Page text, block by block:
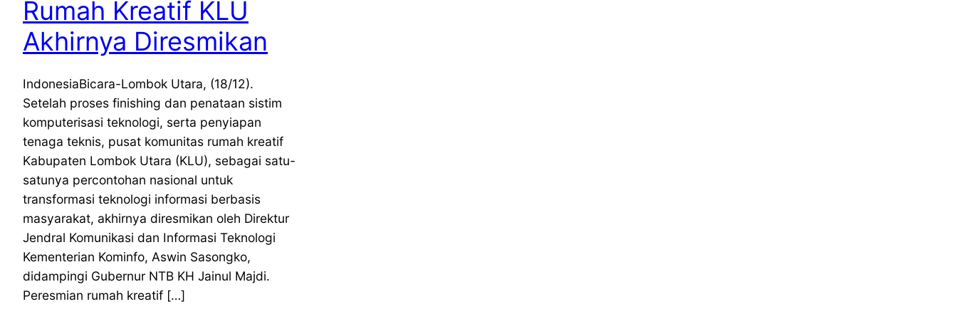
Rumah Kreatif KLU
Akhirnya Diresmikan
IndonesiaBicara-Lombok Utara, (18/12).
Setelah proses finishing dan penataan sistim
komputerisasi teknologi, serta penyiapan
tenaga teknis, pusat komunitas rumah kreatif
Kabupaten Lombok Utara (KLU), sebagai satu-
satunya percontohan nasional untuk
transformasi teknologi informasi berbasis
masyarakat, akhirnya diresmikan oleh Direktur
Jendral Komunikasi dan Informasi Teknologi
Kementerian Kominfo, Aswin Sasongko,
didampingi Gubernur NTB KH Jainul Majdi.
Peresmian rumah kreatif […]